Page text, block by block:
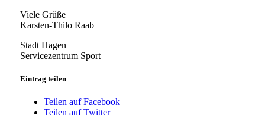
Viele Grüße
Karsten-Thilo Raab
Stadt Hagen
Servicezentrum Sport
Eintrag teilen
Teilen auf Facebook
Teilen auf Twitter